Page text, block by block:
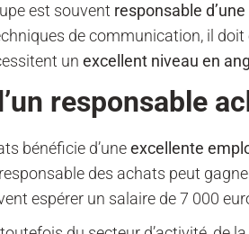
est souvent responsable
de communication, il
un excellent niveau en
responsable
bénéficie d’uneexcellente
des achats peut
espérer un salaire de 7 000